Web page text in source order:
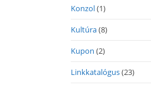
Konzol(1)
Kultúra(8)
Kupon (2)
Linkkatalógus(23)